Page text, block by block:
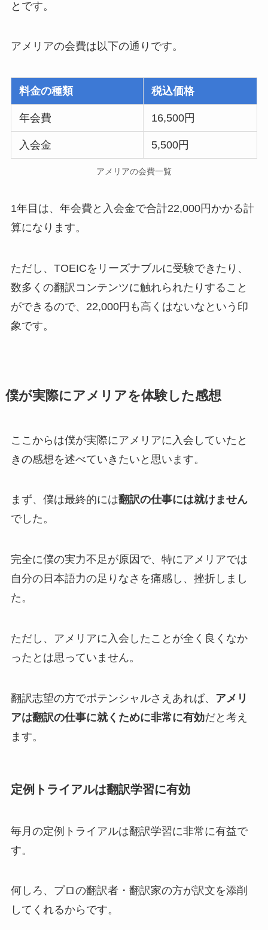
とです。
アメリアの会費は以下の通りです。
料金の種類 税込価格
年会費 16,500円
入会金 5,500円
アメリアの会費一覧
1年目は、年会費と入会金で合計22,000円かかる計
算になります。
ただし、TOEICをリーズナブルに受験できたり、
数多くの翻訳コンテンツに触れられたりすること
ができるので、22,000円も高くはないなという印
象です。
僕が実際にアメリアを体験した感想
ここからは僕が実際にアメリアに入会していたと
きの感想を述べていきたいと思います。
まず、僕は最終的には翻訳の仕事には就けません
でした。
完全に僕の実力不足が原因で、特にアメリアでは
自分の日本語力の足りなさを痛感し、挫折しまし
た。
ただし、アメリアに入会したことが全く良くなか
ったとは思っていません。
翻訳志望の方でポテンシャルさえあれば、 アメリ
アは翻訳の仕事に就くために非常に有効だと考え
ます。
定例トライアルは翻訳学習に有効
毎月の定例トライアルは翻訳学習に非常に有益で
す。
何しろ、プロの翻訳者・翻訳家の方が訳文を添削
してくれるからです。